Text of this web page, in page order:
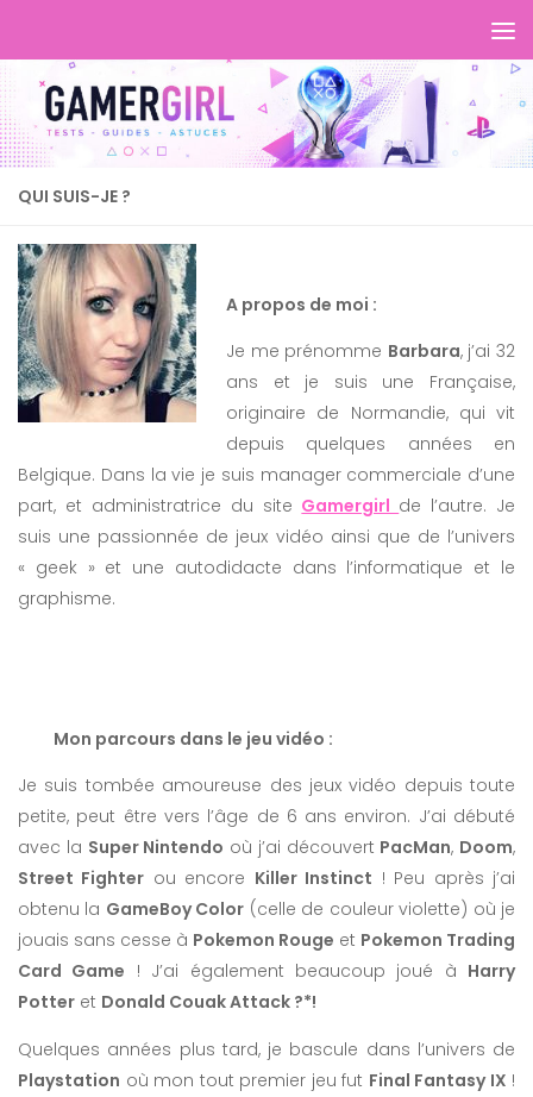
QUI SUIS-JE ?
A propos de moi :
Je me prénomme Barbara, j’ai 32
ans et je suis une Française,
originaire de Normandie, qui vit
depuis quelques années en
Belgique. Dans la vie je suis manager commerciale d’une
part, et administratrice du site Gamergirl de l’autre. Je
suis une passionnée de jeux vidéo ainsi que de l’univers
« geek » et une autodidacte dans l’informatique et le
graphisme.
Mon parcours dans le jeu vidéo :
Je suis tombée amoureuse des jeux vidéo depuis toute
petite, peut être vers l’âge de 6 ans environ. J’ai débuté
avec la Super Nintendo où j’ai découvert PacMan, Doom,
Street Fighter ou encore Killer Instinct ! Peu après j’ai
obtenu la GameBoy Color (celle de couleur violette) où je
jouais sans cesse à Pokemon Rouge et Pokemon Trading
Card Game ! J’ai également beaucoup joué à Harry
Potter et Donald Couak Attack ?*!
Quelques années plus tard, je bascule dans l’univers de
Playstation où mon tout premier jeu fut Final Fantasy IX !